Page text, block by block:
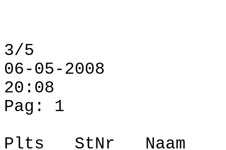
3/5
06-05-2008
20:08
Pag: 1
Plts
StNr
Naam